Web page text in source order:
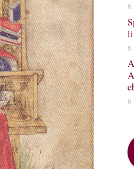
6
6
6